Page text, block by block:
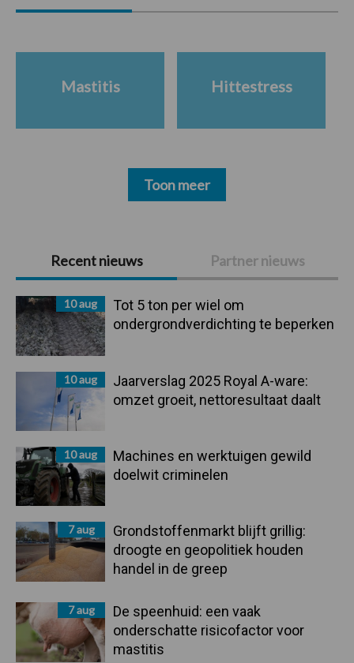
Primaire
Sidebar
Recent nieuws Partner nieuws
10 aug
Tot 5 ton per wiel om
ondergrondverdichting te beperken
10 aug
Jaarverslag 2025 Royal A-ware:
omzet groeit, nettoresultaat daalt
10 aug
Machines en werktuigen gewild
doelwit criminelen
7 aug
Grondstoffenmarkt blijft grillig:
droogte en geopolitiek houden
handel in de greep
7 aug
De speenhuid: een vaak
onderschatte risicofactor voor
mastitis
Mastitis Hittestress
Toon meer